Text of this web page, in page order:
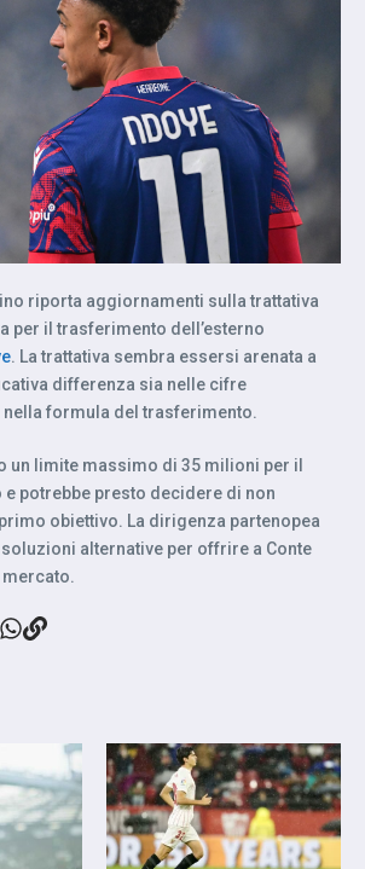
riporta aggiornamenti sulla trattativa
per il trasferimento dell’esterno
. La trattativa sembra essersi arenata a
differenza sia nelle cifre
nella formula del trasferimento.
un limite massimo di 35 milioni per il
potrebbe presto decidere di non
obiettivo. La dirigenza partenopea
alternative per offrire a Conte